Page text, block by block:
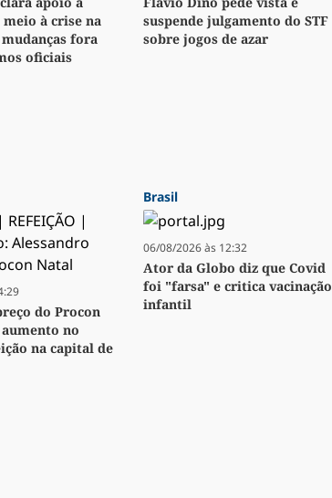
à crise na
fora
oficiais
suspende julgamento do STF
sobre jogos de azar
do Procon
no
na capital de
Brasil
06/08/2026 às 12:32
Ator da Globo diz que Covid
foi "farsa" e critica vacinação
infantil